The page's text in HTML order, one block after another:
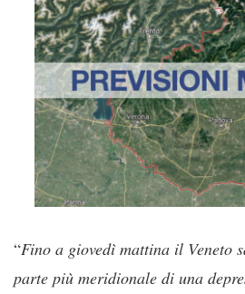
“Fino a giovedì mattina il Veneto
parte più meridionale di una